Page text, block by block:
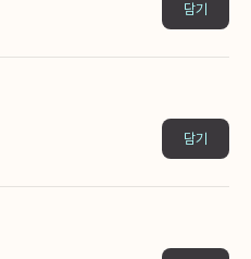
담기
담기